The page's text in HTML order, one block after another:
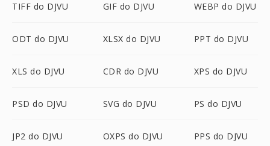
TIFF do DJVU GIF do DJVU WEBP do DJVU
ODT do DJVU XLSX do DJVU PPT do DJVU
XLS do DJVU CDR do DJVU XPS do DJVU
PSD do DJVU SVG do DJVU PS do DJVU
JP2 do DJVU OXPS do DJVU PPS do DJVU